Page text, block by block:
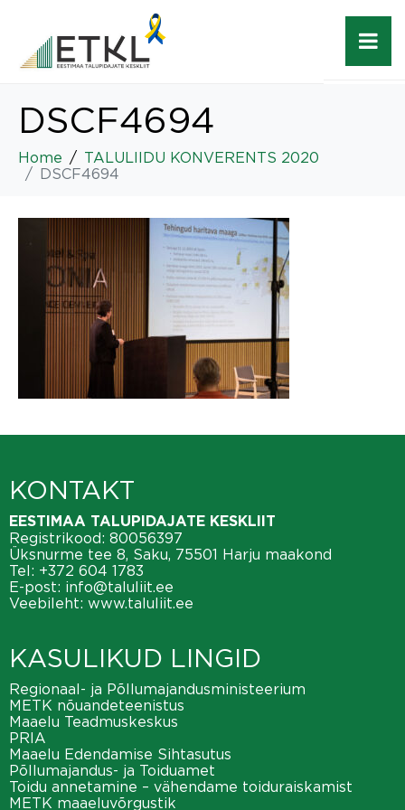
DSCF4694
Home
TALULIIDU KONVERENTS 2020
DSCF4694
KONTAKT
EESTIMAA TALUPIDAJATE KESKLIIT
Registrikood: 80056397
Üksnurme tee 8, Saku, 75501 Harju maakond
Tel: +372 604 1783
E-post: info@taluliit.ee
Veebileht: www.taluliit.ee
KASULIKUD LINGID
Regionaal- ja Põllumajandusministeerium
METK nõuandeteenistus
Maaelu Teadmuskeskus
PRIA
Maaelu Edendamise Sihtasutus
Põllumajandus- ja Toiduamet
Toidu annetamine – vähendame toiduraiskamist
METK maaeluvõrgustik